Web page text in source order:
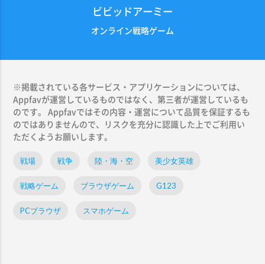
ビビッドアーミー
オンライン戦略ゲーム
※掲載されている各サービス・アプリケーションについては、
Appfavが運営しているものではなく、第三者が運営しているも
のです。 Appfavではその内容・運営について品質を保証するも
のではありませんので、リスクを充分に認識した上でご利用い
ただくようお願いします。
戦場 戦争 陸・海・空 美少女英雄
戦略ゲーム ブラウザゲーム G123
PCブラウザ スマホゲーム